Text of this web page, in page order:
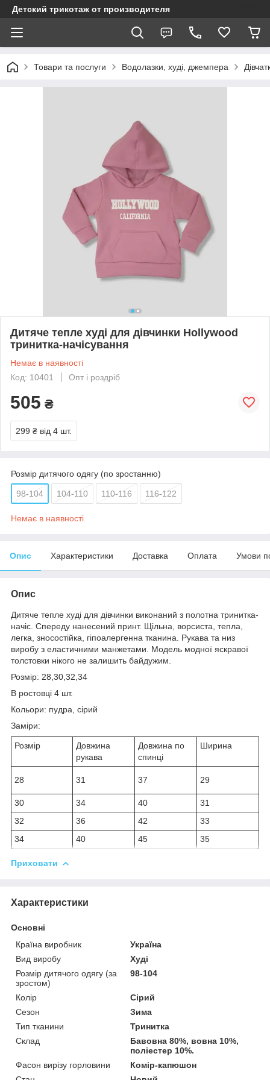
Детский трикотаж от производителя
Товари та послуги Водолазки, худі, джемпера
Дитяче тепле худі для дівчинки Hollywood
тринитка-начісування
Немає в наявності
Код: 10401
Опт і роздріб
505 ₴
299 ₴ від 4 шт.
Розмір дитячого одягу (по зростанню)
98-104 104-110 110-116 116-122
Немає в наявності
Опис Характеристики Доставка Оплата Умови
Опис
Дитяче тепле худі для дівчинки виконаний з полотна тринитка-
начіс. Спереду нанесений принт. Щільна, ворсиста, тепла,
легка, зносостійка, гіпоалергенна тканина. Рукава та низ
виробу з еластичними манжетами. Модель модної яскравої
толстовки нікого не залишить байдужим.
Розмір: 28,30,32,34
В ростовці 4 шт.
Кольори: пудра, сірий
Заміри:
Розмір
Довжина
рукава
Довжина по
спинці
Ширина
28 31 37 29
30 34 40
31
32
36 42
33
34
40 45 35
Приховати
Характеристики
Основні
Країна виробник
Україна
Вид виробу
Худі
Розмір дитячого одягу (за
зростом)
98-104
Колір
Сірий
Сезон
Зима
Тип тканини
Тринитка
Склад
Бавовна 80%, вовна 10%,
поліестер 10%.
Фасон вирізу горловини
Комір-капюшон